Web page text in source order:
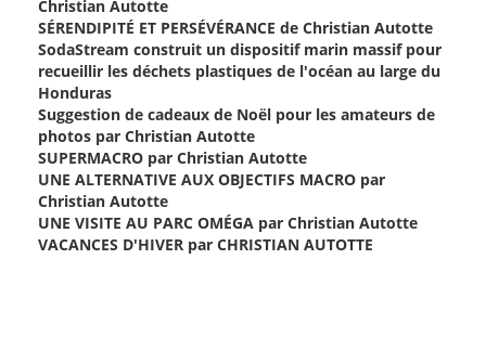
Christian Autotte
SÉRENDIPITÉ ET PERSÉVÉRANCE de Christian Autotte
SodaStream construit un dispositif marin massif pour
recueillir les déchets plastiques de l'océan au large du
Honduras
Suggestion de cadeaux de Noël pour les amateurs de
photos par Christian Autotte
SUPERMACRO par Christian Autotte
UNE ALTERNATIVE AUX OBJECTIFS MACRO par
Christian Autotte
UNE VISITE AU PARC OMÉGA par Christian Autotte
VACANCES D'HIVER par CHRISTIAN AUTOTTE